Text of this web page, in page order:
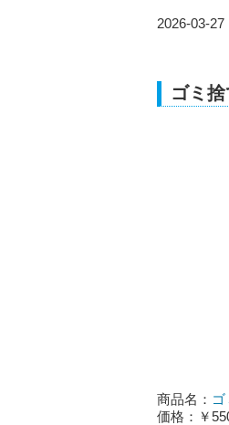
2026-03-27
ゴミ
商品名：
価格：￥